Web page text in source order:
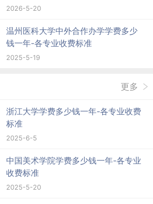
2026-5-20
温州医科大学中外合作办学学费多少
钱一年-各专业收费标准
2025-5-19
更多
浙江大学学费多少钱一年-各专业收费
标准
2025-6-5
中国美术学院学费多少钱一年-各专业
收费标准
2025-5-20